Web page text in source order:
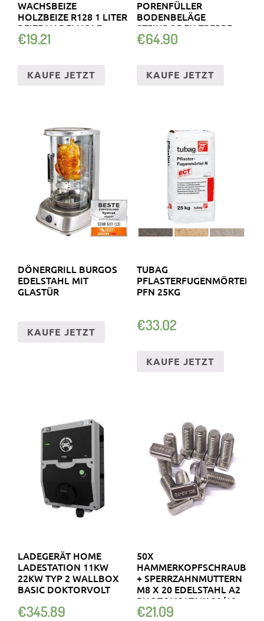
WACHSBEIZE
HOLZBEIZE R128 1 LITER
BEIZE NADELHOLZ
€19.21
KAUFE JETZT
PORENFÜLLER
BODENBELÄGE
STEINBODEN TREPPE
W731 3-9KG
€64.90
KAUFE JETZT
DÖNERGRILL BURGOS
EDELSTAHL MIT
GLASTÜR
KAUFE JETZT
TUBAG
PFLASTERFUGENMÖRTEL
PFN 25KG
€33.02
KAUFE JETZT
LADEGERÄT HOME
LADESTATION 11KW
22KW TYP 2 WALLBOX
BASIC DOKTORVOLT
€345.89
50X
HAMMERKOPFSCHRAUBEN
+ SPERRZAHNMUTTERN
M8 X 20 EDELSTAHL A2
PHOTOVOLTAIK 20/12
€21.09